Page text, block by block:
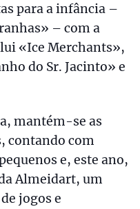
para a infância –
– com a
«Ice Merchants»,
do Sr. Jacinto» e
mantém-se as
contando com
e, este ano,
Almeidart, um
jogos e